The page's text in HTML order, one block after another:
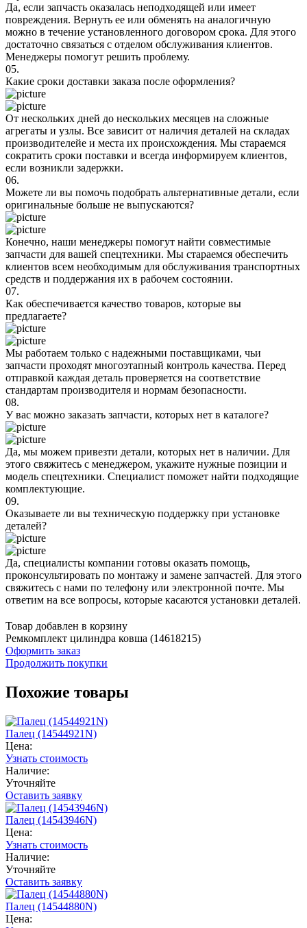
Да, если запчасть оказалась неподходящей или имеет
повреждения. Вернуть ее или обменять на аналогичную
можно в течение установленного договором срока. Для этого
достаточно связаться с отделом обслуживания клиентов.
Менеджеры помогут решить проблему.
05.
Какие сроки доставки заказа после оформления?
От нескольких дней до нескольких месяцев на сложные
агрегаты и узлы. Все зависит от наличия деталей на складах
производителейе и места их происхождения. Мы стараемся
сократить сроки поставки и всегда информируем клиентов,
если возникли задержки.
06.
Можете ли вы помочь подобрать альтернативные детали, если
оригинальные больше не выпускаются?
Конечно, наши менеджеры помогут найти совместимые
запчасти для вашей спецтехники. Мы стараемся обеспечить
клиентов всем необходимым для обслуживания транспортных
средств и поддержания их в рабочем состоянии.
07.
Как обеспечивается качество товаров, которые вы
предлагаете?
Мы работаем только с надежными поставщиками, чьи
запчасти проходят многоэтапный контроль качества. Перед
отправкой каждая деталь проверяется на соответствие
стандартам производителя и нормам безопасности.
08.
У вас можно заказать запчасти, которых нет в каталоге?
Да, мы можем привезти детали, которых нет в наличии. Для
этого свяжитесь с менеджером, укажите нужные позиции и
модель спецтехники. Специалист поможет найти подходящие
комплектующие.
09.
Оказываете ли вы техническую поддержку при установке
деталей?
Да, специалисты компании готовы оказать помощь,
проконсультировать по монтажу и замене запчастей. Для этого
свяжитесь с нами по телефону или электронной почте. Мы
ответим на все вопросы, которые касаются установки деталей.
Товар добавлен в корзину
Ремкомплект цилиндра ковша (14618215)
Оформить заказ
Продолжить покупки
Похожие товары
Палец (14544921N)
Цена:
Узнать стоимость
Наличие:
Уточняйте
Оставить заявку
Палец (14543946N)
Цена:
Узнать стоимость
Наличие:
Уточняйте
Оставить заявку
Палец (14544880N)
Цена: